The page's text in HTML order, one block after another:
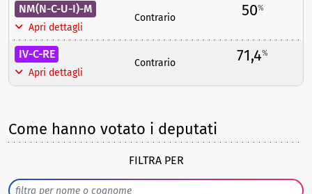
NM(N-C-U-I)-M
Apri dettagli
Contrario 50%
IV-C-RE
Apri dettagli
Contrario 71,4%
Come hanno votato i deputati
FILTRA PER